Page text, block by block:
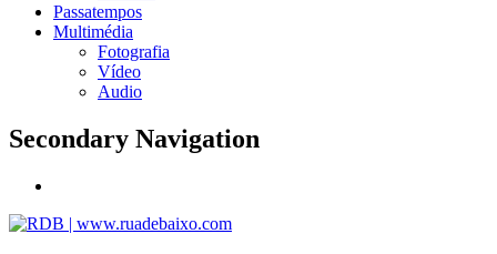
Passatempos
Multimédia
Fotografia
Vídeo
Audio
Secondary Navigation